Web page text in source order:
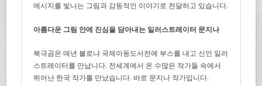
메시지를 빛나는 그림과 감동적인 이야기로 전달하고 있습니다.
아름다운 그림 안에 진심을 담아내는 일러스트레이터 문지나
북극곰은 매년 볼로냐 국제아동도서전에 부스를 내고 신인 일러
스트레이터를 만납니다. 전세계에서 온 수많은 작가들 속에서
뛰어난 한국 작가를 만났습니다. 바로 문지나 작가입니다.